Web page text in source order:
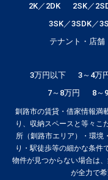
2K／2DK
2SK／
3SK／3SDK／
テナント・店舗
3万円以下
3～4万
7～8万円
8～
釧路市の賃貸・借家情報満
り、収納スペースと等々こ
所（釧路市エリア）・環境
り・駅徒歩等の細かな条件
物件が見つからない場合は
が全力で